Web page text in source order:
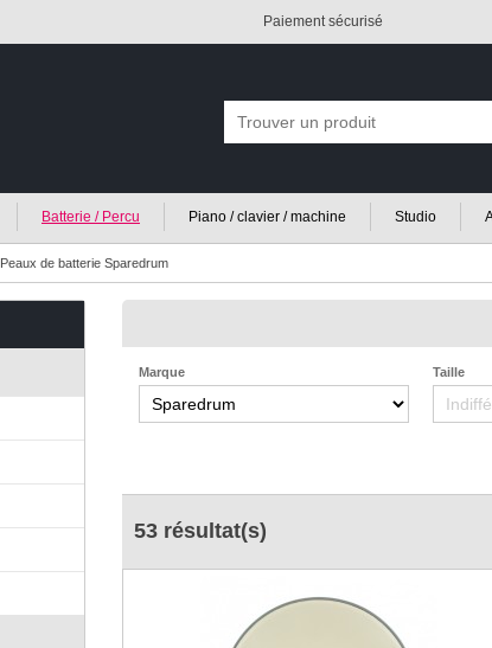
Paiement sécurisé
Batterie / Percu Piano / clavier / machine Studio
Peaux de batterie Sparedrum
Marque Taille
53 résultat(s)